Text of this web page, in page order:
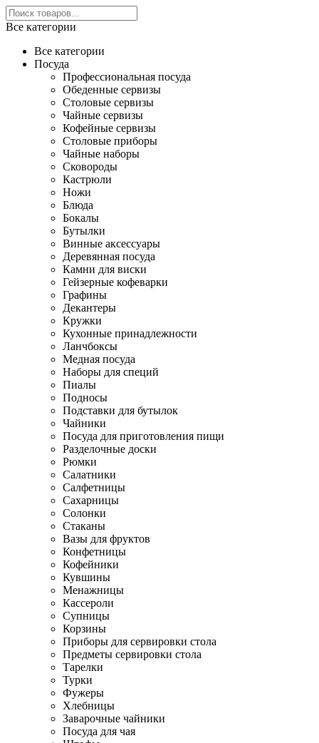
Все категории
Все категории
Посуда
Профессиональная посуда
Обеденные сервизы
Столовые сервизы
Чайные сервизы
Кофейные сервизы
Столовые приборы
Чайные наборы
Сковороды
Кастрюли
Ножи
Блюда
Бокалы
Бутылки
Винные аксессуары
Деревянная посуда
Камни для виски
Гейзерные кофеварки
Графины
Декантеры
Кружки
Кухонные принадлежности
Ланчбоксы
Медная посуда
Наборы для специй
Пиалы
Подносы
Подставки для бутылок
Чайники
Посуда для приготовления пищи
Разделочные доски
Рюмки
Салатники
Салфетницы
Сахарницы
Солонки
Стаканы
Вазы для фруктов
Конфетницы
Кофейники
Кувшины
Менажницы
Кассероли
Супницы
Корзины
Приборы для сервировки стола
Предметы сервировки стола
Тарелки
Турки
Фужеры
Хлебницы
Заварочные чайники
Посуда для чая